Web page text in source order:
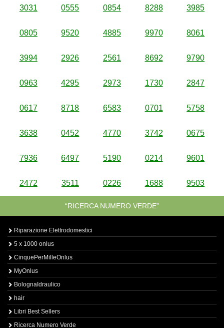
3031 0555 0854 8288 3985
0805 9520 4885 9970 8061
3994 2926 2561 8692 9790
0963 4295 2973 1730 2847
0617 8718 6583 0701 5758
3638 0452 4770 3742 0675
7936 6497 5190 0214 9601
2472 3511 0226 1688 9503
“RICERCA NUMERO VERDE”
Riparazione Elettrodomestici
5 x 1000 onlus
CinquePerMilleOnlus
MyOnlus
BolognaIdraulico
hair
Libri Best Sellers
Ricerca Numero Verde